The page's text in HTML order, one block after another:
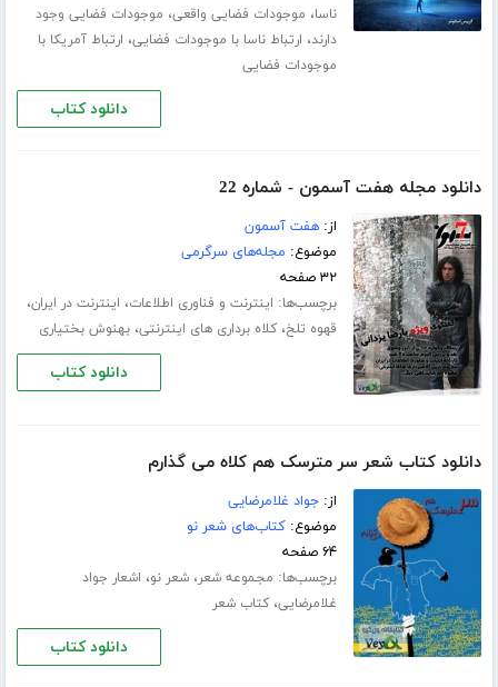
ناسا، موجودات فضایی واقعی، موجودات فضایی وجود
دارند، ارتباط ناسا با موجودات فضایی، ارتباط آمریکا با
موجودات فضایی
دانلود کتاب
دانلود مجله هفت آسمون - شماره 22
از:هفت آسمون
موضوع: مجله‌های سرگرمی
۳۲ صفحه
برچسب‌ها: اینترنت و فناوری اطلاعات، اینترنت در ایران،
قهوه تلخ،کلاه برداری های اینترنتی،بهنوش بختیاری
دانلود کتاب
دانلود کتاب شعر سر مترسک هم کلاه می گذارم
از:جواد غلامرضایی
موضوع:کتاب‌های شعر نو
۶۴ صفحه
برچسب‌ها: مجموعه شعر،شعر نو، اشعار جواد
غلامرضایی،کتاب شعر
دانلود کتاب